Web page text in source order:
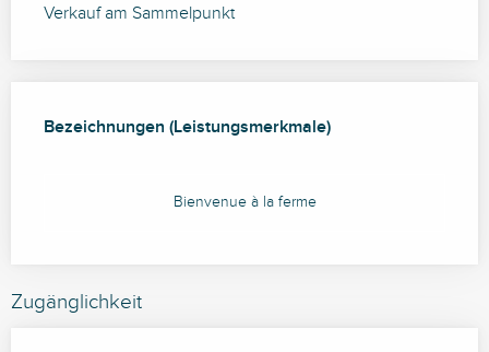
Verkauf am Sammelpunkt
Bezeichnungen (Leistungsmerkmale)
Bezeichnungen (Leistungsmerkmale)
Bienvenue à la ferme
Zugänglichkeit